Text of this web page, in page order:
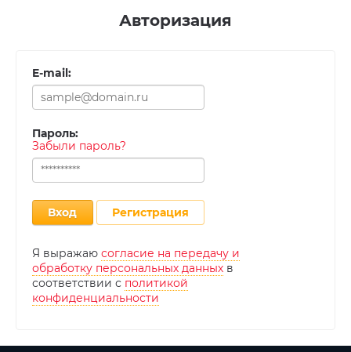
Авторизация
E-mail:
Пароль:
Забыли пароль?
Регистрация
Вход
Я выражаю согласие на передачу и
обработку персональных данных в
соответствии с политикой
конфиденциальности